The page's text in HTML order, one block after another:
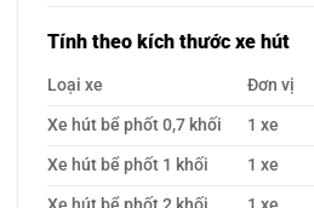
Tính theo kích thước xe hút
Loại xe Đơn vị
Xe hút bể phốt 0,7 khối
1 xe
Xe hút bể phốt 1 khối
1 xe